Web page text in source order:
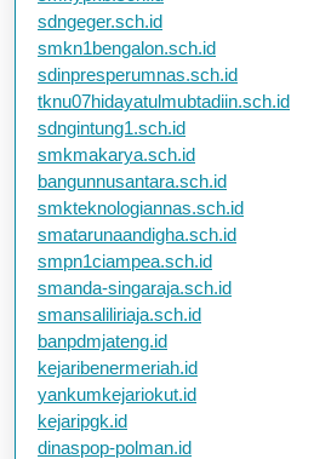
sdngeger.sch.id
smkn1bengalon.sch.id
sdinpresperumnas.sch.id
tknu07hidayatulmubtadiin.sch.id
sdngintung1.sch.id
smkmakarya.sch.id
bangunnusantara.sch.id
smkteknologiannas.sch.id
smatarunaandigha.sch.id
smpn1ciampea.sch.id
smanda-singaraja.sch.id
smansaliliriaja.sch.id
banpdmjateng.id
kejaribenermeriah.id
yankumkejariokut.id
kejaripgk.id
dinaspop-polman.id